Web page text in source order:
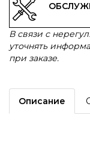
В связи с
уточнять
при заказе.
Описание